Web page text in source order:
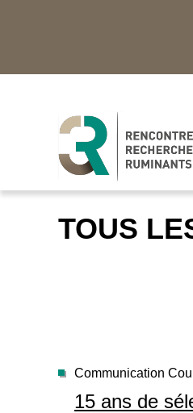
TOUS
Communication
15 ans de